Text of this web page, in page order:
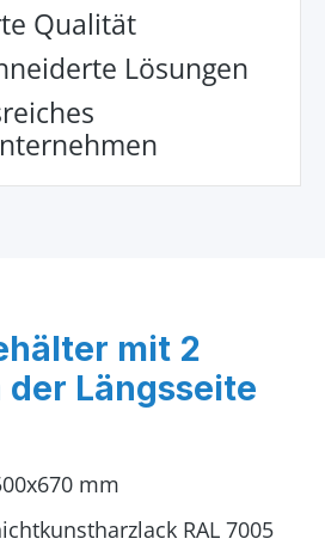
Qualität
Lösungen
mit 2
der Längsseite
mm
RAL 7005